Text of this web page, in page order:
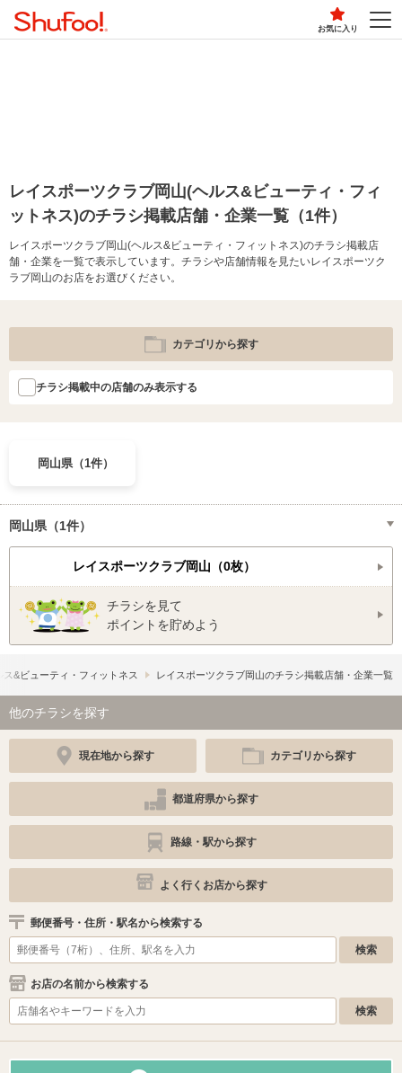
お気に入り
レイスポーツクラブ岡山(ヘルス&ビューティ・フィ
ットネス)のチラシ掲載店舗・企業一覧（1件）
レイスポーツクラブ岡山(ヘルス&ビューティ・フィットネス)のチラシ掲載店
舗・企業を一覧で表示しています。チラシや店舗情報を見たいレイスポーツク
ラブ岡山のお店をお選びください。
カテゴリから探す
チラシ掲載中の店舗のみ表示する
岡山県（1件）
岡山県（1件）
レイスポーツクラブ岡山（0枚）
チラシを見て
ポイントを貯めよう
ス&ビューティ・フィットネス レイスポーツクラブ岡山のチラシ掲載店舗・企業一覧
他のチラシを探す
現在地から探す カテゴリから探す
都道府県から探す
路線・駅から探す
よく行くお店から探す
郵便番号・住所・駅名から検索する
お店の名前から検索する